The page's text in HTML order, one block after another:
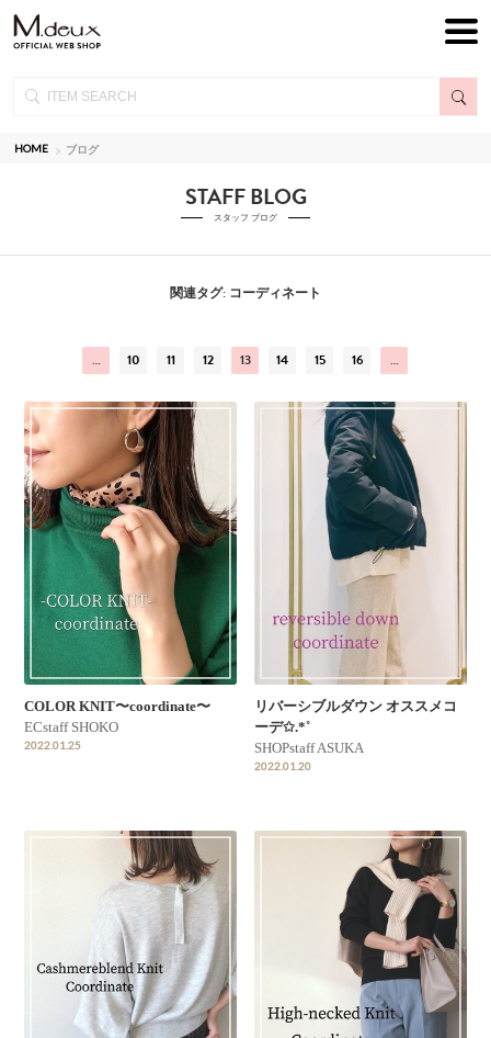
HOME ブログ
STAFF BLOG
スタッフ ブログ
関連タグ: コーディネート
… 10 11 12 13 14 15 16 …
COLOR KNIT〜coordinate〜
ECstaff SHOKO
2022.01.25
リバーシブルダウン オススメコ
ーデ✩.*˚
SHOPstaff ASUKA
2022.01.20